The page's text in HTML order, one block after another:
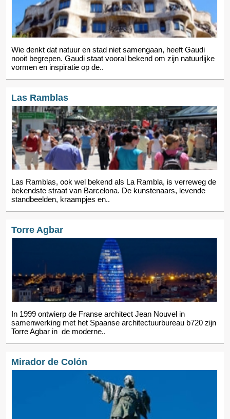
Wie denkt dat natuur en stad niet samengaan, heeft Gaudi
nooit begrepen. Gaudi staat vooral bekend om zijn natuurlijke
vormen en inspiratie op de..
Las Ramblas
Las Ramblas, ook wel bekend als La Rambla, is verreweg de
bekendste straat van Barcelona. De kunstenaars, levende
standbeelden, kraampjes en..
Torre Agbar
In 1999 ontwierp de Franse architect Jean Nouvel in
samenwerking met het Spaanse architectuurbureau b720 zijn
Torre Agbar in de moderne..
Mirador de Colón